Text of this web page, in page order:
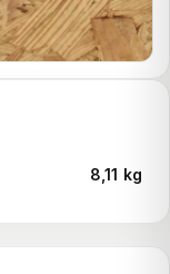
8,11 kg